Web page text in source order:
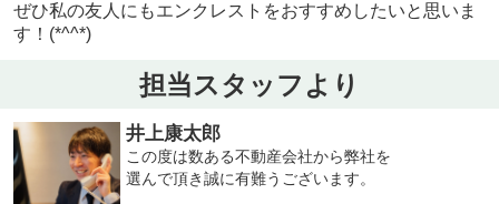
ぜひ私の友人にもエンクレストをおすすめしたいと思いま
す！(*^^*)
担当スタッフより
井上康太郎
この度は数ある不動産会社から弊社を
選んで頂き誠に有難うございます。